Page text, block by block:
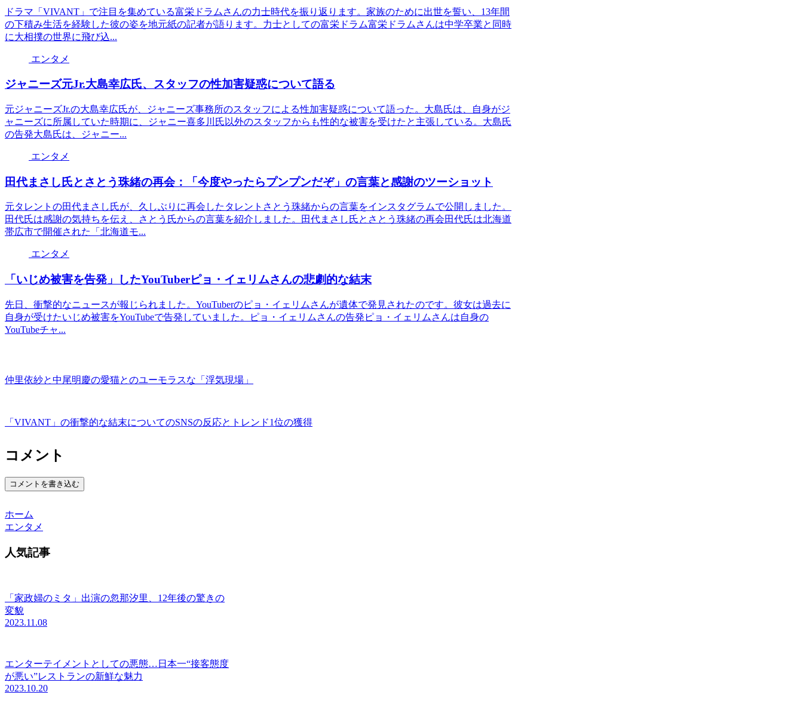
ドラマ「VIVANT」で注目を集めている富栄ドラムさんの力士時代を振り返ります。家族のために出世を誓い、13年間
の下積み生活を経験した彼の姿を地元紙の記者が語ります。力士としての富栄ドラム富栄ドラムさんは中学卒業と同時
に大相撲の世界に飛び込...
エンタメ
ジャニーズ元Jr.大島幸広氏、スタッフの性加害疑惑について語る
元ジャニーズJr.の大島幸広氏が、ジャニーズ事務所のスタッフによる性加害疑惑について語った。大島氏は、自身がジ
ャニーズに所属していた時期に、ジャニー喜多川氏以外のスタッフからも性的な被害を受けたと主張している。大島氏
の告発大島氏は、ジャニー...
エンタメ
田代まさし氏とさとう珠緒の再会：「今度やったらプンプンだぞ」の言葉と感謝のツーショット
元タレントの田代まさし氏が、久しぶりに再会したタレントさとう珠緒からの言葉をインスタグラムで公開しました。
田代氏は感謝の気持ちを伝え、さとう氏からの言葉を紹介しました。田代まさし氏とさとう珠緒の再会田代氏は北海道
帯広市で開催された「北海道モ...
エンタメ
「いじめ被害を告発」したYouTuberピョ・イェリムさんの悲劇的な結末
先日、衝撃的なニュースが報じられました。YouTuberのピョ・イェリムさんが遺体で発見されたのです。彼女は過去に
自身が受けたいじめ被害をYouTubeで告発していました。ピョ・イェリムさんの告発ピョ・イェリムさんは自身の
YouTubeチャ...
仲里依紗と中尾明慶の愛猫とのユーモラスな「浮気現場」
「VIVANT」の衝撃的な結末についてのSNSの反応とトレンド1位の獲得
コメント
コメントを書き込む
ホーム
エンタメ
人気記事
「家政婦のミタ」出演の忽那汐里、12年後の驚きの
変貌
2023.11.08
エンターテイメントとしての悪態…日本一“接客態度
が悪い”レストランの新鮮な魅力
2023.10.20